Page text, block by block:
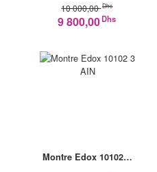
10 000,00Dhs
9 800,00Dhs
Montre Edox 10102…